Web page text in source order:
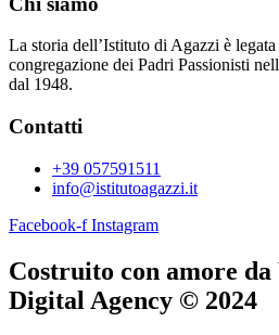
La storia dell’Istituto di Agazzi è
congregazione dei Padri Passionisti
dal 1948.
Contatti
+39 057591511
info@istitutoagazzi.it
Facebook-f Instagram
Costruito con amore
Digital Agency © 2024